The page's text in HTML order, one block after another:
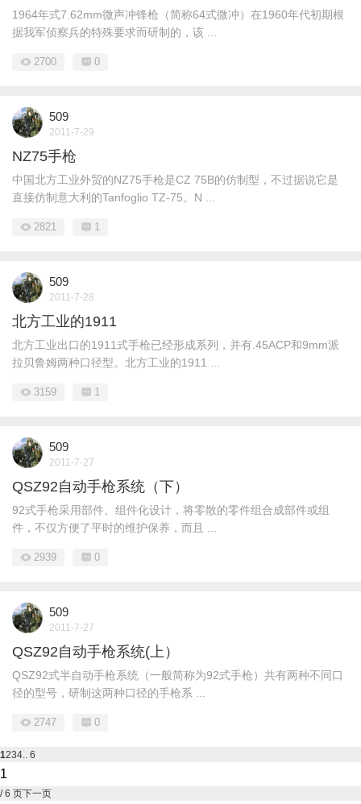
1964年式7.62mm微声冲锋枪（简称64式微冲）在1960年代初期根
据我军侦察兵的特殊要求而研制的，该 ...
2700 0
509
2011-7-29
NZ75手枪
中国北方工业外贸的NZ75手枪是CZ 75B的仿制型，不过据说它是
直接仿制意大利的Tanfoglio TZ-75。N ...
2821 1
509
2011-7-28
北方工业的1911
北方工业出口的1911式手枪已经形成系列，并有.45ACP和9mm派
拉贝鲁姆两种口径型。北方工业的1911 ...
3159 1
509
2011-7-27
QSZ92自动手枪系统（下）
92式手枪采用部件、组件化设计，将零散的零件组合成部件或组
件，不仅方便了平时的维护保养，而且 ...
2939 0
509
2011-7-27
QSZ92自动手枪系统(上）
QSZ92式半自动手枪系统（一般简称为92式手枪）共有两种不同口
径的型号，研制这两种口径的手枪系 ...
2747 0
1234 .. 6
/ 6 页下一页